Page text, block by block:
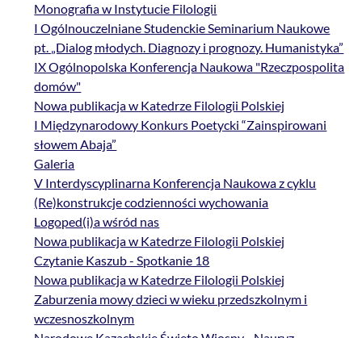
Monografia w Instytucie Filologii
I Ogólnouczelniane Studenckie Seminarium Naukowe
pt. „Dialog młodych. Diagnozy i prognozy. Humanistyka”
IX Ogólnopolska Konferencja Naukowa "Rzeczpospolita
domów"
Nowa publikacja w Katedrze Filologii Polskiej
I Międzynarodowy Konkurs Poetycki “Zainspirowani
słowem Abaja”
Galeria
V Interdyscyplinarna Konferencja Naukowa z cyklu
(Re)konstrukcje codzienności wychowania
Logoped(i)a wśród nas
Nowa publikacja w Katedrze Filologii Polskiej
Czytanie Kaszub - Spotkanie 18
Nowa publikacja w Katedrze Filologii Polskiej
Zaburzenia mowy dzieci w wieku przedszkolnym i
wczesnoszkolnym